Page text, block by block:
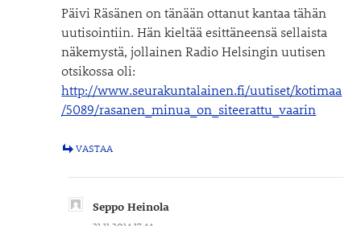
Päivi Räsänen on tänään ottanut kantaa tähän
uutisointiin. Hän kieltää esittäneensä sellaista
näkemystä, jollainen Radio Helsingin uutisen
otsikossa oli:
http://www.seurakuntalainen.fi/uutiset/kotimaa
/5089/rasanen_minua_on_siteerattu_vaarin
VASTAA
Seppo Heinola